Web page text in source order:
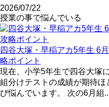
2026/07/22
授業の事で悩んでいる
四谷大塚・早稲アカ5年生 6
略ポイント
現在、小学5年生で四谷大塚
組分けテストの成績が期待
び悩んでいます。 次の6月組